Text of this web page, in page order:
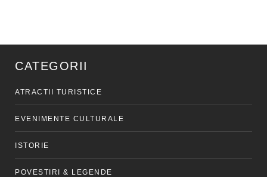
CATEGORII
ATRACTII TURISTICE
EVENIMENTE CULTURALE
ISTORIE
POVESTIRI & LEGENDE